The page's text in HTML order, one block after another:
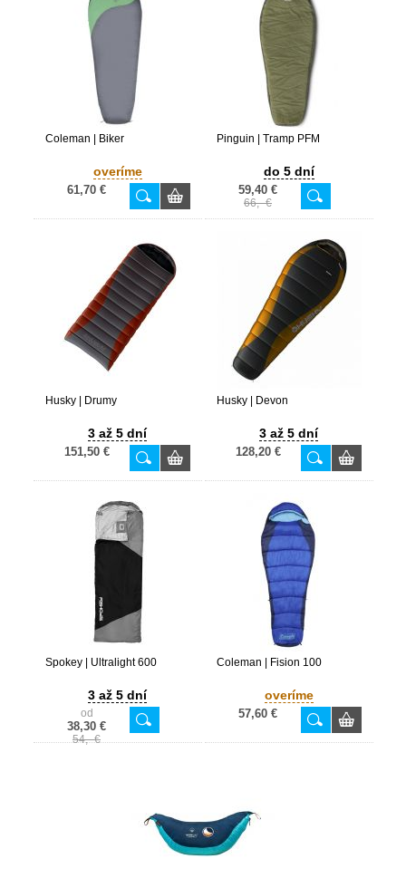
Coleman | Biker
overíme
61,70 €
Pinguin | Tramp PFM
do 5 dní
59,40 €
66,- €
Husky | Drumy
3 až 5 dní
151,50 €
Husky | Devon
3 až 5 dní
128,20 €
Spokey | Ultralight 600
3 až 5 dní
od
38,30 €
54,- €
Coleman | Fision 100
overíme
57,60 €